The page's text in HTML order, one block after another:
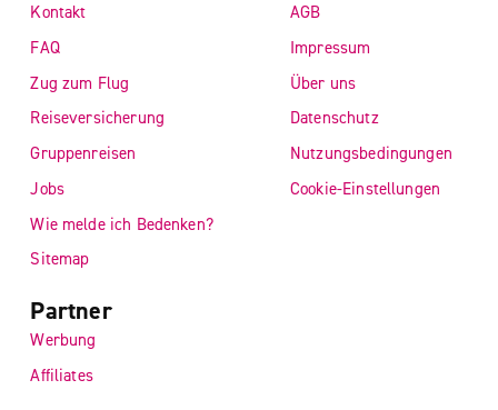
Kontakt
FAQ
Zug zum Flug
Reiseversicherung
Gruppenreisen
Jobs
Wie melde ich Bedenken?
Sitemap
AGB
Impressum
Über uns
Datenschutz
Nutzungsbedingungen
Cookie-Einstellungen
Partner
Werbung
Affiliates